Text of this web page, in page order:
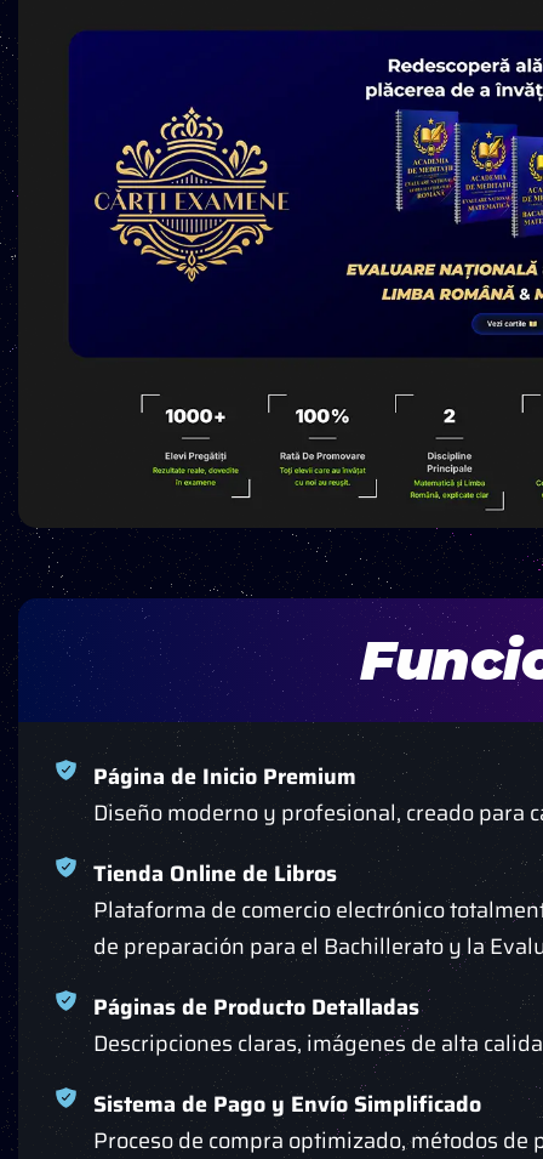
Página de Inicio Premium
Diseño moderno y profesional, creado
Tienda Online de Libros
Plataforma de comercio electrónico
de preparación para el Bachillerato y la
Páginas de Producto Detalladas
Descripciones claras, imágenes de alta
Sistema de Pago y Envío Simplificado
Proceso de compra optimizado, métodos